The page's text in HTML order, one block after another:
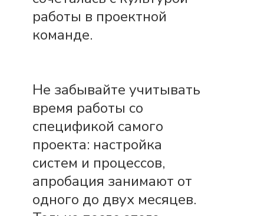
работы в проектной
команде.
Не забывайте учитывать
время работы со
спецификой самого
проекта: настройка
систем и процессов,
апробация занимают от
одного до двух месяцев.